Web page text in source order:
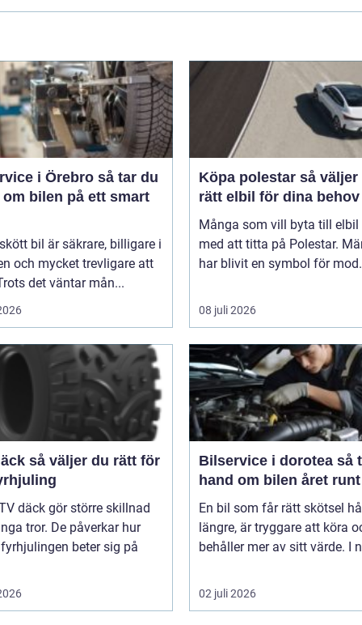
i Örebro så tar du
om bilen på ett smart
bil är säkrare, billigare i
och mycket trevligare att
det väntar mån...
Köpa polestar så väljer du
rätt elbil för dina behov
Många som vill byta till elbil
med att titta på Polestar.
har blivit en symbol för
08 juli 2026
du rätt för
däck gör större skillnad
tror. De påverkar hur
beter sig på
Bilservice i dorotea så tar du
hand om bilen året runt
En bil som får rätt skötsel
längre, är tryggare att köra
behåller mer av sitt värde. I
02 juli 2026